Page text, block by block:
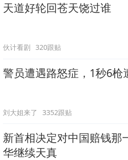
天道好轮回苍天饶过谁
伙计看剧 320跟贴
警员遭遇路怒症，1秒6枪
刘大姐来了 3352跟贴
新首相决定对中国赔钱那
华继续天真